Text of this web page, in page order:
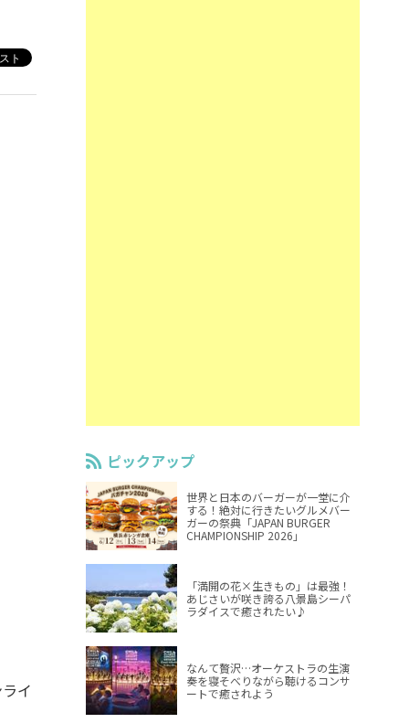
イ
ピックアップ
世界と日本のバーガーが一堂に介
する！絶対に行きたいグルメバー
ガーの祭典「JAPAN BURGER
CHAMPIONSHIP 2026」
「満開の花×生きもの」は最強！
あじさいが咲き誇る八景島シーパ
ラダイスで癒されたい♪
なんて贅沢…オーケストラの生演
奏を寝そべりながら聴けるコンサ
ートで癒されよう